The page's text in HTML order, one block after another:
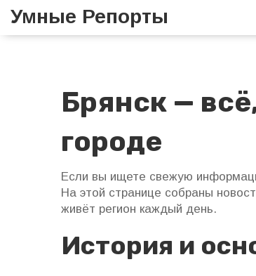
Умные Репорты
Брянск —
городе
Если вы ищете свежую
На этой странице собраны
живёт регион каждый день.
История и